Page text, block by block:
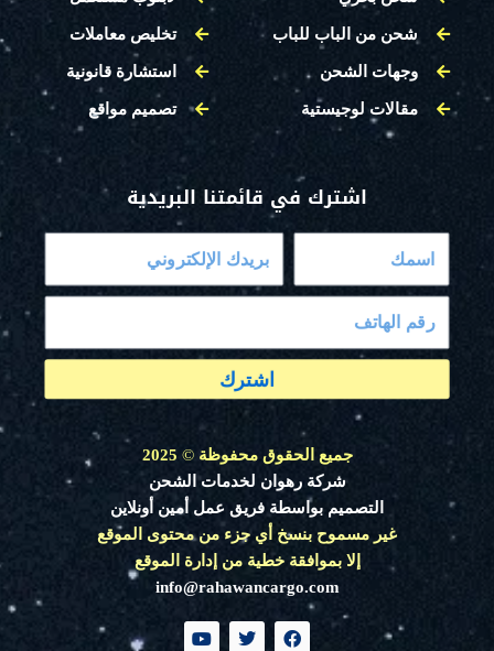
شحن من الباب للباب
وجهات الشحن
مقالات لوجيستية
تخليص معاملات
استشارة قانونية
تصميم مواقع
اشترك في قائمتنا البريدية
اشترك
جميع الحقوق محفوظة©
2025
شركة رهوان لخدمات الشحن
التصميم بواسطة فريق عمل أمين أونلاين
غير مسموح بنسخ أي جزء من محتوى الموقع
إلا بموافقة خطية من إدارة الموقع
info@rahawancargo.com
F
a
T
w
Y
o